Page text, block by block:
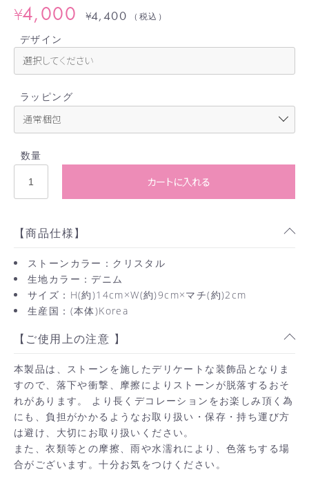
¥4,000 ¥4,400 （税込）
デザイン
ラッピング
数量
カートに入れる
【商品仕様】
ストーンカラー：クリスタル
生地カラー：デニム
サイズ：H(約)14cm×W(約)9cm×マチ(約)2cm
生産国：(本体)Korea
【ご使用上の注意 】
本製品は、ストーンを施したデリケートな装飾品となりま
すので、落下や衝撃、摩擦によりストーンが脱落するおそ
れがあります。 より長くデコレーションをお楽しみ頂く為
にも、負担がかかるようなお取り扱い・保存・持ち運び方
は避け、大切にお取り扱いください。
また、衣類等との摩擦、雨や水濡れにより、色落ちする場
合がございます。十分お気をつけください。